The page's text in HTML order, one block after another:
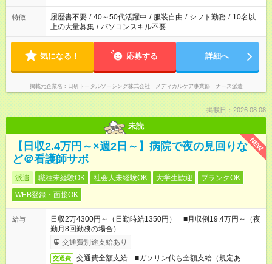
のお仕事の勤務時間。 合計で週40時間を超える場合は応募でき
ません
特徴 履歴書不要 / 40～50代活躍中 / 服装自由 / シフト勤務 / 10名以
上の大量募集 / パソコンスキル不要
気になる！ 応募する 詳細へ
掲載元企業名 日研トータルソーシング株式会社 メディカルケア事業部 ナース派遣
掲載日：2026.08.08
未読
NEW
【日収2.4万円～×週2日～】病院で夜の見回りな
ど＠看護師サポ
派遣 職種未経験OK 社会人未経験OK 大学生歓迎
ブランクOK
WEB登録・面接OK
給与
日収2万4300円～（日勤時給1350円） ■月収例19.4万円～（夜
勤月8回勤務の場合）
交通費別途支給あり
交通費
交通費全額支給 ■ガソリン代も全額支給（規定あ